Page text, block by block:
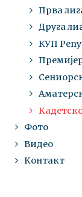
Прва
Друга
КУП
Фото
Видео
Контакт